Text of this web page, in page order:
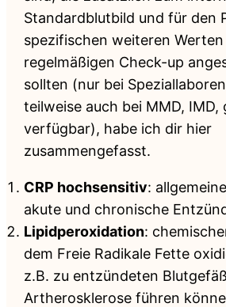
Standardblutbild und für den
spezifischen weiteren Werten
regelmäßigen Check-up
sollten (nur bei
teilweise auch bei MMD,
verfügbar), habe ich dir hier
zusammengefasst.
CRP hochsensitiv:
akute und chronische
Lipidperoxidation:
dem Freie Radikale Fette
z.B. zu entzündeten
Artherosklerose führen